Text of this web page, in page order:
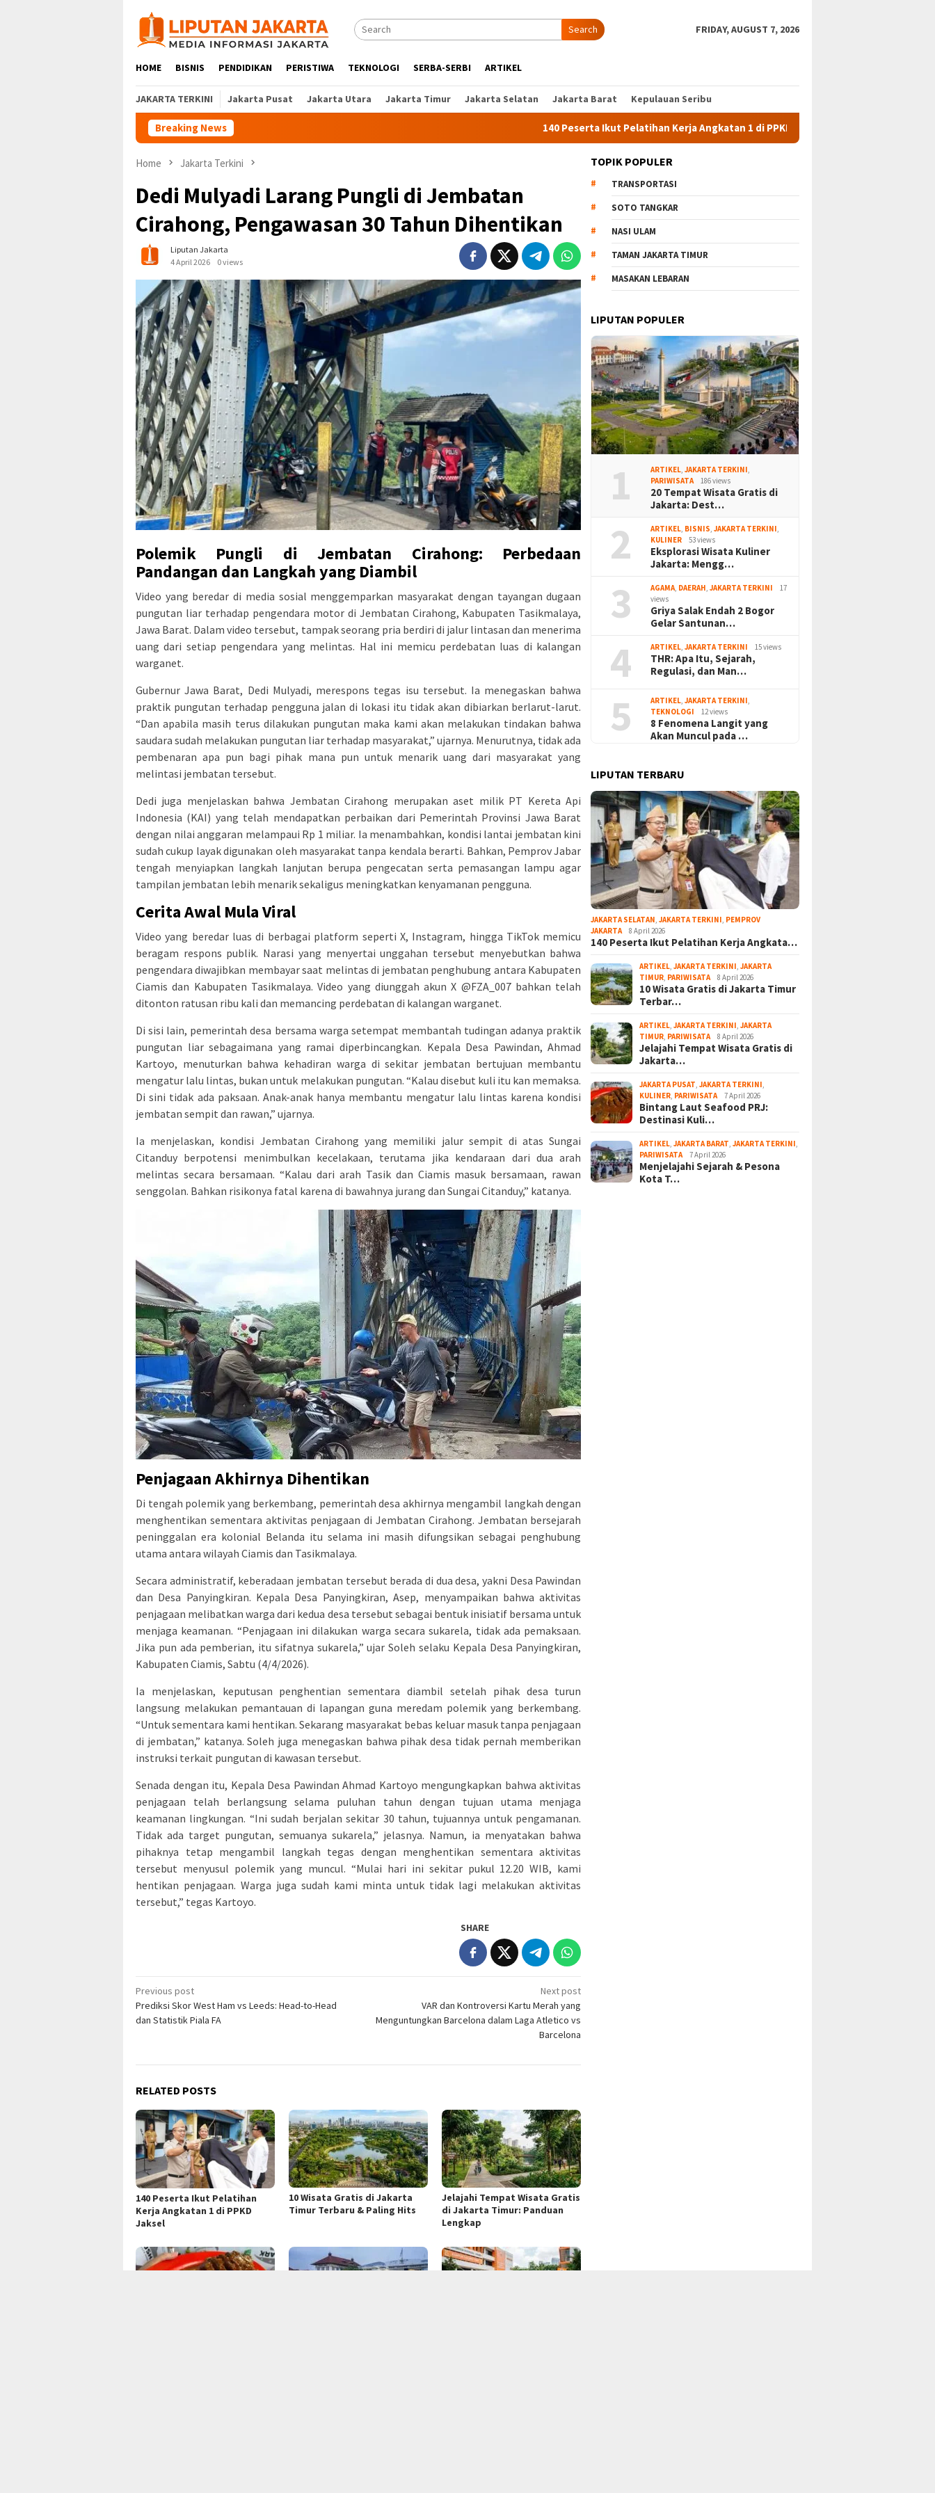
content
Search FRIDAY, AUGUST 7, 2026
HOME BISNIS PENDIDIKAN PERISTIWA TEKNOLOGI SERBA-SERBI ARTIKEL
JAKARTA TERKINI Jakarta Pusat Jakarta Utara Jakarta Timur Jakarta Selatan Jakarta Barat Kepulauan Seribu
Breaking News 140 Peserta Ikut Pelatihan Kerja Angkatan 1 di PPKD Jaksel
Home Jakarta Terkini
Dedi Mulyadi Larang Pungli di Jembatan
Cirahong, Pengawasan 30 Tahun Dihentikan
Liputan Jakarta
4 April 2026
0 views
Polemik Pungli di Jembatan Cirahong: Perbedaan
Pandangan dan Langkah yang Diambil
Video yang beredar di media sosial menggemparkan masyarakat dengan tayangan dugaan
pungutan liar terhadap pengendara motor di Jembatan Cirahong, Kabupaten Tasikmalaya,
Jawa Barat. Dalam video tersebut, tampak seorang pria berdiri di jalur lintasan dan menerima
uang dari setiap pengendara yang melintas. Hal ini memicu perdebatan luas di kalangan
warganet.
Gubernur Jawa Barat, Dedi Mulyadi, merespons tegas isu tersebut. Ia menegaskan bahwa
praktik pungutan terhadap pengguna jalan di lokasi itu tidak akan dibiarkan berlarut-larut.
“Dan apabila masih terus dilakukan pungutan maka kami akan melakukan tindakan bahwa
saudara sudah melakukan pungutan liar terhadap masyarakat,” ujarnya. Menurutnya, tidak ada
pembenaran apa pun bagi pihak mana pun untuk menarik uang dari masyarakat yang
melintasi jembatan tersebut.
Dedi juga menjelaskan bahwa Jembatan Cirahong merupakan aset milik PT Kereta Api
Indonesia (KAI) yang telah mendapatkan perbaikan dari Pemerintah Provinsi Jawa Barat
dengan nilai anggaran melampaui Rp 1 miliar. Ia menambahkan, kondisi lantai jembatan kini
sudah cukup layak digunakan oleh masyarakat tanpa kendala berarti. Bahkan, Pemprov Jabar
tengah menyiapkan langkah lanjutan berupa pengecatan serta pemasangan lampu agar
tampilan jembatan lebih menarik sekaligus meningkatkan kenyamanan pengguna.
Cerita Awal Mula Viral
Video yang beredar luas di berbagai platform seperti X, Instagram, hingga TikTok memicu
beragam respons publik. Narasi yang menyertai unggahan tersebut menyebutkan bahwa
pengendara diwajibkan membayar saat melintas di jembatan penghubung antara Kabupaten
Ciamis dan Kabupaten Tasikmalaya. Video yang diunggah akun X @FZA_007 bahkan telah
ditonton ratusan ribu kali dan memancing perdebatan di kalangan warganet.
Di sisi lain, pemerintah desa bersama warga setempat membantah tudingan adanya praktik
pungutan liar sebagaimana yang ramai diperbincangkan. Kepala Desa Pawindan, Ahmad
Kartoyo, menuturkan bahwa kehadiran warga di sekitar jembatan bertujuan membantu
mengatur lalu lintas, bukan untuk melakukan pungutan. “Kalau disebut kuli itu kan memaksa.
Di sini tidak ada paksaan. Anak-anak hanya membantu mengatur lalu lintas karena kondisi
jembatan sempit dan rawan,” ujarnya.
Ia menjelaskan, kondisi Jembatan Cirahong yang memiliki jalur sempit di atas Sungai
Citanduy berpotensi menimbulkan kecelakaan, terutama jika kendaraan dari dua arah
melintas secara bersamaan. “Kalau dari arah Tasik dan Ciamis masuk bersamaan, rawan
senggolan. Bahkan risikonya fatal karena di bawahnya jurang dan Sungai Citanduy,” katanya.
Penjagaan Akhirnya Dihentikan
Di tengah polemik yang berkembang, pemerintah desa akhirnya mengambil langkah dengan
menghentikan sementara aktivitas penjagaan di Jembatan Cirahong. Jembatan bersejarah
peninggalan era kolonial Belanda itu selama ini masih difungsikan sebagai penghubung
utama antara wilayah Ciamis dan Tasikmalaya.
Secara administratif, keberadaan jembatan tersebut berada di dua desa, yakni Desa Pawindan
dan Desa Panyingkiran. Kepala Desa Panyingkiran, Asep, menyampaikan bahwa aktivitas
penjagaan melibatkan warga dari kedua desa tersebut sebagai bentuk inisiatif bersama untuk
menjaga keamanan. “Penjagaan ini dilakukan warga secara sukarela, tidak ada pemaksaan.
Jika pun ada pemberian, itu sifatnya sukarela,” ujar Soleh selaku Kepala Desa Panyingkiran,
Kabupaten Ciamis, Sabtu (4/4/2026).
Ia menjelaskan, keputusan penghentian sementara diambil setelah pihak desa turun
langsung melakukan pemantauan di lapangan guna meredam polemik yang berkembang.
“Untuk sementara kami hentikan. Sekarang masyarakat bebas keluar masuk tanpa penjagaan
di jembatan,” katanya. Soleh juga menegaskan bahwa pihak desa tidak pernah memberikan
instruksi terkait pungutan di kawasan tersebut.
Senada dengan itu, Kepala Desa Pawindan Ahmad Kartoyo mengungkapkan bahwa aktivitas
penjagaan telah berlangsung selama puluhan tahun dengan tujuan utama menjaga
keamanan lingkungan. “Ini sudah berjalan sekitar 30 tahun, tujuannya untuk pengamanan.
Tidak ada target pungutan, semuanya sukarela,” jelasnya. Namun, ia menyatakan bahwa
pihaknya tetap mengambil langkah tegas dengan menghentikan sementara aktivitas
tersebut menyusul polemik yang muncul. “Mulai hari ini sekitar pukul 12.20 WIB, kami
hentikan penjagaan. Warga juga sudah kami minta untuk tidak lagi melakukan aktivitas
tersebut,” tegas Kartoyo.
SHARE
Post
navigation
Previous post
Prediksi Skor West Ham vs Leeds: Head-to-Head
dan Statistik Piala FA
Next post
VAR dan Kontroversi Kartu Merah yang
Menguntungkan Barcelona dalam Laga Atletico vs
Barcelona
RELATED POSTS
140 Peserta Ikut Pelatihan
Kerja Angkatan 1 di PPKD
Jaksel
10 Wisata Gratis di Jakarta
Timur Terbaru & Paling Hits
Jelajahi Tempat Wisata Gratis
di Jakarta Timur: Panduan
Lengkap
TOPIK POPULER
TRANSPORTASI
SOTO TANGKAR
NASI ULAM
TAMAN JAKARTA TIMUR
MASAKAN LEBARAN
LIPUTAN POPULER
1 ARTIKEL ,JAKARTA TERKINI
PARIWISATA
186 views
20 Tempat Wisata Gratis di
Jakarta: Dest…
2 ARTIKEL BISNIS ,JAKARTA TERKINI
KULINER
53 views
Eksplorasi Wisata Kuliner
Jakarta: Mengg…
3 AGAMA DAERAH ,JAKARTA TERKINI
17
views
Griya Salak Endah 2 Bogor
Gelar Santunan…
4 ARTIKEL ,JAKARTA TERKINI 15 views
THR: Apa Itu, Sejarah,
Regulasi, dan Man…
5 ARTIKEL ,JAKARTA TERKINI
TEKNOLOGI
12 views
8 Fenomena Langit yang
Akan Muncul pada …
LIPUTAN TERBARU
JAKARTA SELATAN ,JAKARTA TERKINI PEMPROV
JAKARTA
8 April 2026
140 Peserta Ikut Pelatihan Kerja Angkata…
ARTIKEL ,JAKARTA TERKINI ,JAKARTA
TIMUR PARIWISATA 8 April 2026
10 Wisata Gratis di Jakarta Timur
Terbar…
ARTIKEL ,JAKARTA TERKINI ,JAKARTA
TIMUR PARIWISATA 8 April 2026
Jelajahi Tempat Wisata Gratis di
Jakarta…
JAKARTA PUSAT ,JAKARTA TERKINI
KULINER PARIWISATA 7 April 2026
Bintang Laut Seafood PRJ:
Destinasi Kuli…
ARTIKEL ,JAKARTA BARAT ,JAKARTA TERKINI
PARIWISATA
7 April 2026
Menjelajahi Sejarah & Pesona
Kota T…